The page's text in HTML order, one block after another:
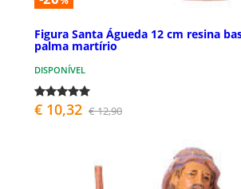
Figura Santa Águeda 12 cm resina
palma martírio
DISPONÍVEL
€ 10,32 € 12,90